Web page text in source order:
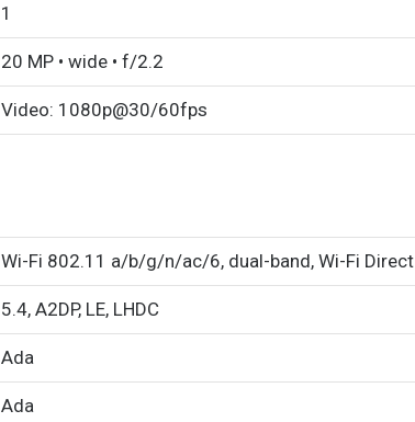
1
20 MP • wide • f/2.2
Video: 1080p@30/60fps
Wi-Fi 802.11 a/b/g/n/ac/6, dual-band, Wi-Fi Direct
5.4, A2DP, LE, LHDC
Ada
Ada